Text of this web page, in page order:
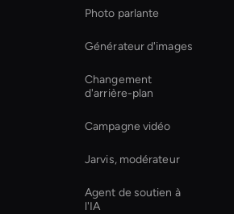
Photo parlante
Générateur d'images
Changement
d'arrière-plan
Campagne vidéo
Jarvis, modérateur
Agent de soutien à
l'IA